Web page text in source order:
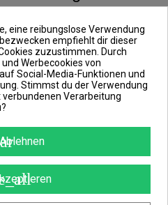
die Mischung
unter den Fischen
ist.
folglich ein
bestimmt die
und einen
eine reibungslose Verwendung
empfiehlt dir dieser
zuzustimmen. Durch
Werbecookies von
Social-Media-Funktionen und
Stimmst du der Verwendung
Verarbeitung